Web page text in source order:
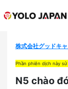
株式会社グッドキャ
Phần phiên dịch này
N5 chào